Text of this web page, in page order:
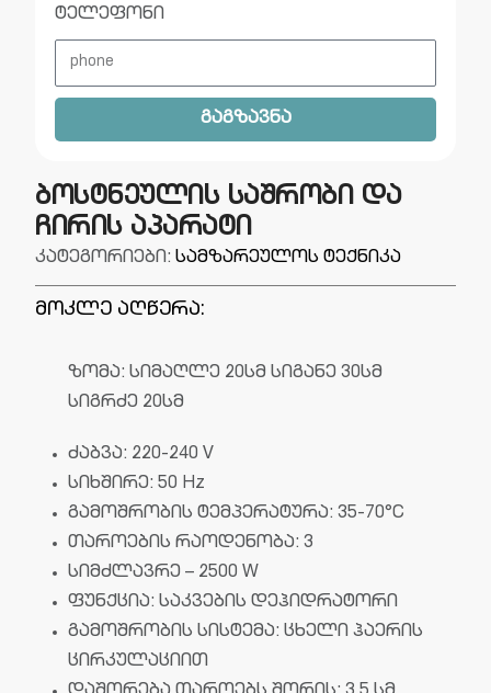
ტელეფონი
გაგზავნა
ბოსტნეულის საშრობი და
ჩირის აპარატი
კატეგორიები: სამზარეულოს ტექნიკა
მოკლე აღწერა:
ზომა: სიმაღლე 20სმ სიგანე 30სმ
სიგრძე 20სმ
ძაბვა: 220-240 V
სიხშირე: 50 Hz
გამოშრობის ტემპერატურა: 35-70°C
თაროების რაოდენობა: 3
სიმძლავრე – 2500 W
ფუნქცია: საკვების დეჰიდრატორი
გამოშრობის სისტემა: ცხელი ჰაერის
ცირკულაციით